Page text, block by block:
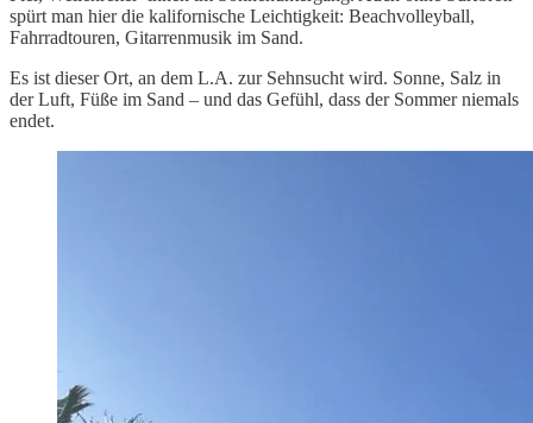
spürt man hier die kalifornische Leichtigkeit: Beachvolleyball,
Fahrradtouren, Gitarrenmusik im Sand.
Es ist dieser Ort, an dem L.A. zur Sehnsucht wird. Sonne, Salz in
der Luft, Füße im Sand – und das Gefühl, dass der Sommer niemals
endet.